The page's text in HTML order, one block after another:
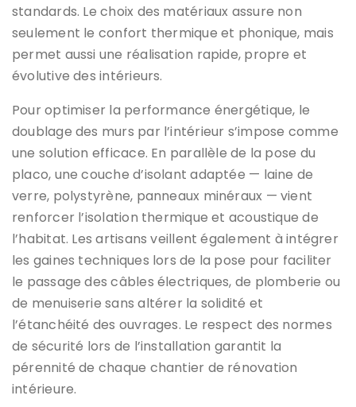
standards. Le choix des matériaux assure non
seulement le confort thermique et phonique, mais
permet aussi une réalisation rapide, propre et
évolutive des intérieurs.
Pour optimiser la performance énergétique, le
doublage des murs par l’intérieur s’impose comme
une solution efficace. En parallèle de la pose du
placo, une couche d’isolant adaptée — laine de
verre, polystyrène, panneaux minéraux — vient
renforcer l’isolation thermique et acoustique de
l’habitat. Les artisans veillent également à intégrer
les gaines techniques lors de la pose pour faciliter
le passage des câbles électriques, de plomberie ou
de menuiserie sans altérer la solidité et
l’étanchéité des ouvrages. Le respect des normes
de sécurité lors de l’installation garantit la
pérennité de chaque chantier de rénovation
intérieure.